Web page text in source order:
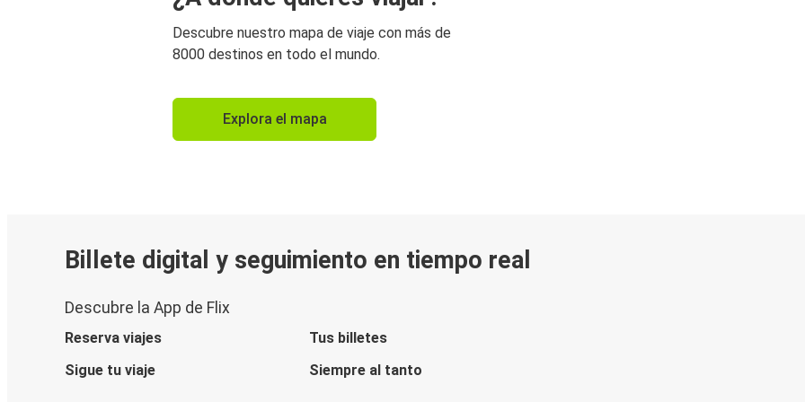
Descubre nuestro mapa de viaje con más de
8000 destinos en todo el mundo.
Explora el mapa
Billete digital y seguimiento en tiempo real
Descubre la App de Flix
Reserva viajes
Tus billetes
Sigue tu viaje
Siempre al tanto